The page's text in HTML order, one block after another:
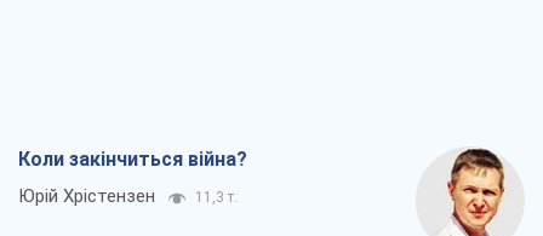
Коли закінчиться війна?
Юрій Хрістензен 11,3 т.